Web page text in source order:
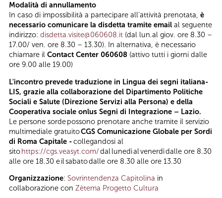
Modalità di annullamento
In caso di impossibilità a partecipare all’attività prenotata, è
necessario comunicare la disdetta tramite email al seguente
indirizzo: disdetta.visite@060608.it (dal lun.al giov. ore 8.30 –
17.00/ ven. ore 8.30 – 13.30). In alternativa, è necessario
chiamare il Contact Center 060608 (attivo tutti i giorni dalle
ore 9.00 alle 19.00)
L'incontro prevede traduzione in Lingua dei segni italiana-
LIS, grazie alla collaborazione del Dipartimento Politiche
Sociali e Salute (Direzione Servizi alla Persona) e della
Cooperativa sociale onlus Segni di Integrazione – Lazio.
Le persone sorde possono prenotare anche tramite il servizio
multimediale gratuitoCGS Comunicazione Globale per Sordi
di Roma Capitale -collegandosi al
sitohttps://cgs.veasyt.com/dal lunedì al venerdì dalle ore 8.30
alle ore 18.30 e il sabato dalle ore 8.30 alle ore 13.30
Organizzazione: Sovrintendenza Capitolina in
collaborazione con Zètema Progetto Cultura